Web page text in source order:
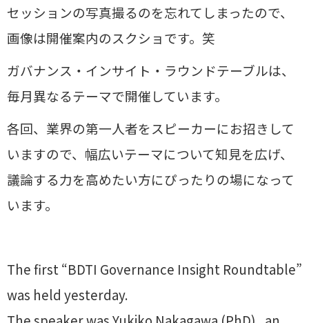
セッションの写真撮るのを忘れてしまったので、
画像は開催案内のスクショです。笑
ガバナンス・インサイト・ラウンドテーブルは、
毎月異なるテーマで開催しています。
各回、業界の第一人者をスピーカーにお招きして
いますので、幅広いテーマについて知見を広げ、
議論する力を高めたい方にぴったりの場になって
います。
The first “BDTI Governance Insight Roundtable”
was held yesterday.